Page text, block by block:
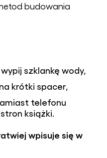
budowania
szklankę wody,
krótki spacer,
telefonu
książki.
wpisuje się w